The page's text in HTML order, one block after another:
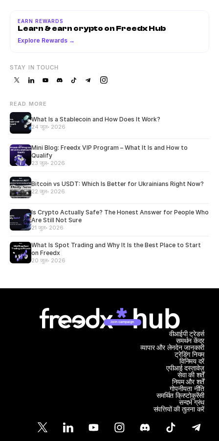
EARN REWARDS
Learn & earn crypto on Freedx Hub
Explore Rewards →
STAY IN TOUCH
READ MORE
What Is a Stablecoin and How Does It Work?
24 जुल॰ 2026
Mini Blog: Freedx VIP Program – What It Is and How to
Qualify
23 जुल॰ 2026
Bitcoin vs USDT: Which Is Better for Ukrainians Right Now?
22 जुल॰ 2026
Is Crypto Actually Safe? The Honest Answer for People Who
Are Still Not Sure
21 जुल॰ 2026
What Is Spot Trading and Why It Is the Best Place to Start
on Freedx
20 जुल॰ 2026
Join campaign
समर्थन केंद्र
व्यापार और लेनदेन जानकारी
वीआईपी ट्रेडर्स
ट्रेडिंग नियम
विनिमय दरें
एपीआई दस्तावेज़
सेवा की शर्तें
नियम और शर्तें
गोपनीयता नीति
समर्थित क्रिप्टोकुरेंसी
सन्दर्भ ग्रंथ
संपत्तियों की तुलना करें